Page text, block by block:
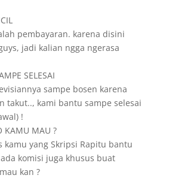
pembayaran. karena disini
jadi kalian ngga ngerasa
SELESAI
sampe bosen karena
takut.., kami bantu sampe selesai
!
KAMU MAU ?
kamu yang Skripsi Rapitu bantu
komisi juga khusus buat
kan ?